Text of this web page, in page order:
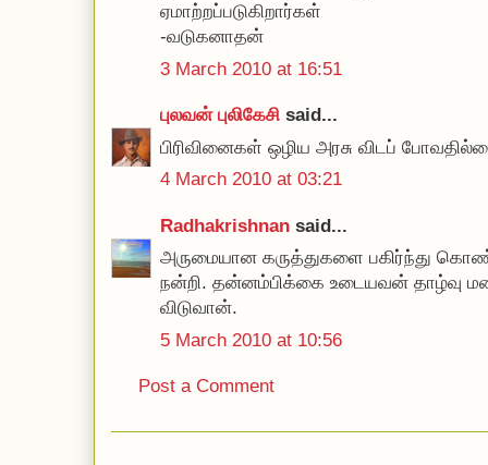
ஏமாற்றப்படுகிறார்கள்
-வடுகனாதன்
3 March 2010 at 16:51
புலவன் புலிகேசி said...
பிரிவினைகள் ஒழிய அரசு விடப்
4 March 2010 at 03:21
Radhakrishnan said...
அருமையான கருத்துகளை பகிர்ந்து
நன்றி. தன்னம்பிக்கை உடையவன் தாழ்வு
விடுவான்.
5 March 2010 at 10:56
Post a Comment